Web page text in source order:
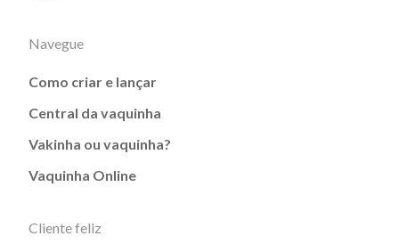
Navegue
Como criar e lançar
Central da vaquinha
Vakinha ou vaquinha?
Vaquinha Online
Cliente feliz